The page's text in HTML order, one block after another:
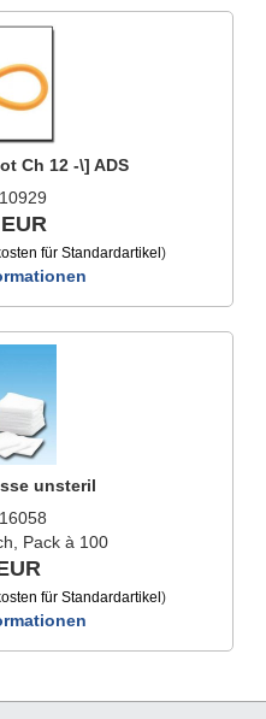
Ch 12 -\] ADS
für Standardartikel )
unsteril
Pack à 100
für Standardartikel )